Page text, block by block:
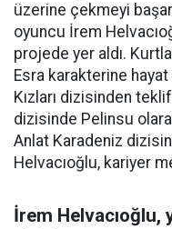
üzerine çekmeyi
oyuncu İrem
projede yer aldı.
Esra karakterine
Kızları dizisinden
dizisinde Pelinsu
Anlat Karadeniz
Helvacıoğlu, kariyer
İrem Helvacıoğlu,